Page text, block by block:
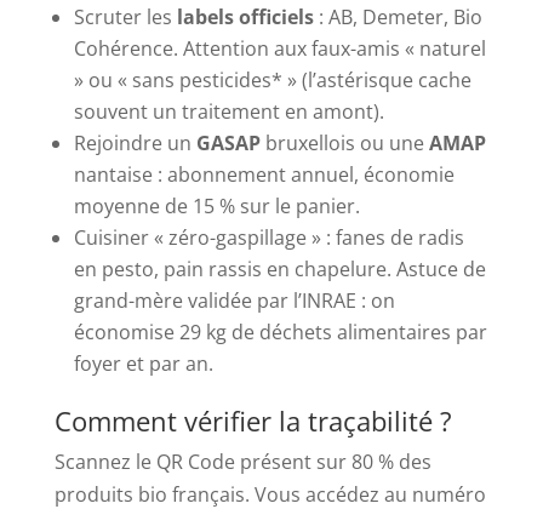
Scruter les labels officiels: AB, Demeter, Bio
Cohérence. Attention aux faux-amis « naturel
» ou « sans pesticides* » (l’astérisque cache
souvent un traitement en amont).
Rejoindre un GASAPbruxellois ou uneAMAP
nantaise : abonnement annuel, économie
moyenne de 15 % sur le panier.
Cuisiner « zéro-gaspillage » : fanes de radis
en pesto, pain rassis en chapelure. Astuce de
grand-mère validée par l’INRAE : on
économise 29 kg de déchets alimentaires par
foyer et par an.
Comment vérifier la traçabilité ?
Scannez le QR Code présent sur 80 % des
produits bio français. Vous accédez au numéro